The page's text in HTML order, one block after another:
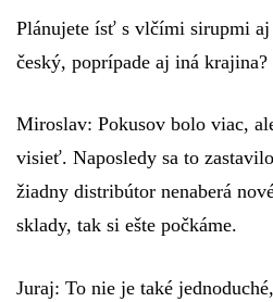
Plánujete ísť s vlčími sirupmi
český, poprípade aj iná krajina?
Miroslav: Pokusov bolo viac,
visieť. Naposledy sa to
žiadny distribútor nenaberá
sklady, tak si ešte počkáme.
Juraj: To nie je také